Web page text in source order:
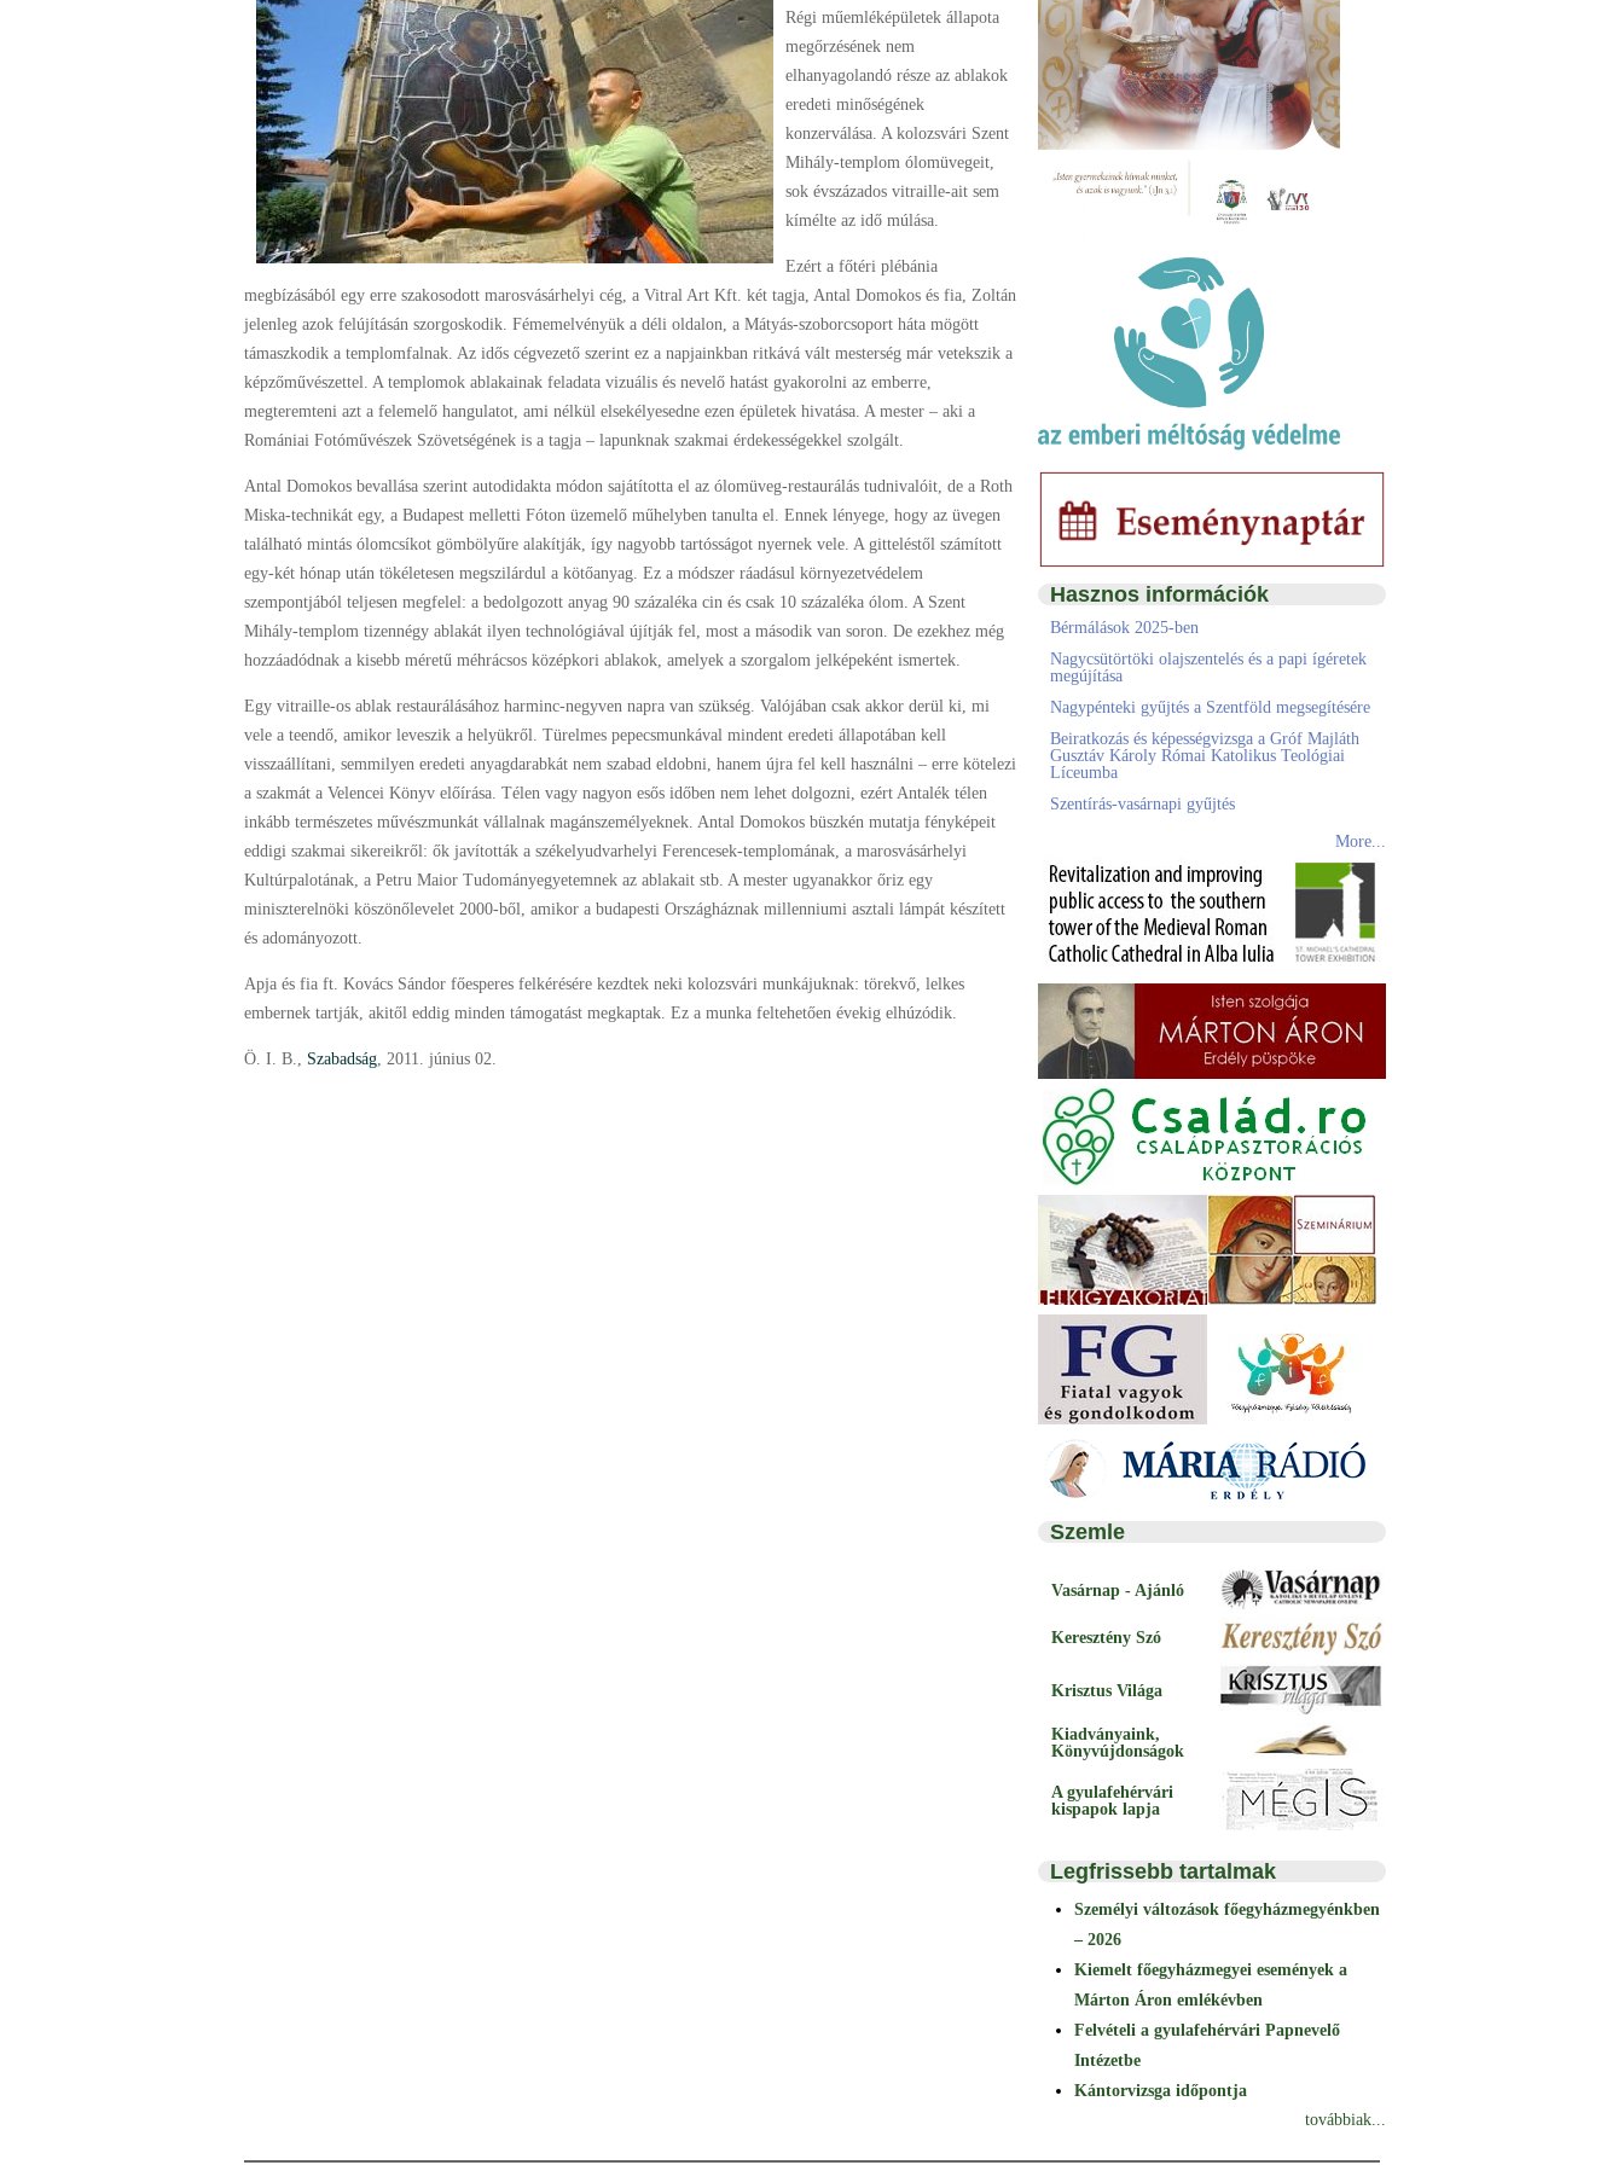
Régi műemléképületek állapota
megőrzésének nem
elhanyagolandó része az ablakok
eredeti minőségének
konzerválása. A kolozsvári Szent
Mihály-templom ólomüvegeit,
sok évszázados vitraille-ait sem
kímélte az idő múlása.
Ezért a főtéri plébánia
megbízásából egy erre szakosodott marosvásárhelyi cég, a Vitral Art Kft. két tagja, Antal Domokos és fia, Zoltán
jelenleg azok felújításán szorgoskodik. Fémemelvényük a déli oldalon, a Mátyás-szoborcsoport háta mögött
támaszkodik a templomfalnak. Az idős cégvezető szerint ez a napjainkban ritkává vált mesterség már vetekszik a
képzőművészettel. A templomok ablakainak feladata vizuális és nevelő hatást gyakorolni az emberre,
megteremteni azt a felemelő hangulatot, ami nélkül elsekélyesedne ezen épületek hivatása. A mester – aki a
Romániai Fotóművészek Szövetségének is a tagja – lapunknak szakmai érdekességekkel szolgált.
Antal Domokos bevallása szerint autodidakta módon sajátította el az ólomüveg-restaurálás tudnivalóit, de a Roth
Miska-technikát egy, a Budapest melletti Fóton üzemelő műhelyben tanulta el. Ennek lényege, hogy az üvegen
található mintás ólomcsíkot gömbölyűre alakítják, így nagyobb tartósságot nyernek vele. A gitteléstől számított
egy-két hónap után tökéletesen megszilárdul a kötőanyag. Ez a módszer ráadásul környezetvédelem
szempontjából teljesen megfelel: a bedolgozott anyag 90 százaléka cin és csak 10 százaléka ólom. A Szent
Mihály-templom tizennégy ablakát ilyen technológiával újítják fel, most a második van soron. De ezekhez még
hozzáadódnak a kisebb méretű méhrácsos középkori ablakok, amelyek a szorgalom jelképeként ismertek.
Egy vitraille-os ablak restaurálásához harminc-negyven napra van szükség. Valójában csak akkor derül ki, mi
vele a teendő, amikor leveszik a helyükről. Türelmes pepecsmunkával mindent eredeti állapotában kell
visszaállítani, semmilyen eredeti anyagdarabkát nem szabad eldobni, hanem újra fel kell használni – erre kötelezi
a szakmát a Velencei Könyv előírása. Télen vagy nagyon esős időben nem lehet dolgozni, ezért Antalék télen
inkább természetes művészmunkát vállalnak magánszemélyeknek. Antal Domokos büszkén mutatja fényképeit
eddigi szakmai sikereikről: ők javították a székelyudvarhelyi Ferencesek-templomának, a marosvásárhelyi
Kultúrpalotának, a Petru Maior Tudományegyetemnek az ablakait stb. A mester ugyanakkor őriz egy
miniszterelnöki köszönőlevelet 2000-ből, amikor a budapesti Országháznak millenniumi asztali lámpát készített
és adományozott.
Apja és fia ft. Kovács Sándor főesperes felkérésére kezdtek neki kolozsvári munkájuknak: törekvő, lelkes
embernek tartják, akitől eddig minden támogatást megkaptak. Ez a munka feltehetően évekig elhúzódik.
Ö. I. B., Szabadság, 2011. június 02.
Hasznos információk
Bérmálások 2025-ben
Nagycsütörtöki olajszentelés és a papi ígéretek
megújítása
Nagypénteki gyűjtés a Szentföld megsegítésére
Beiratkozás és képességvizsga a Gróf Majláth
Gusztáv Károly Római Katolikus Teológiai
Líceumba
Szentírás-vasárnapi gyűjtés
More...
Szemle
Vasárnap - Ajánló
Keresztény Szó
Krisztus Világa
Kiadványaink,
Könyvújdonságok
A gyulafehérvári
kispapok lapja
Legfrissebb tartalmak
Személyi változások főegyházmegyénkben
– 2026
Kiemelt főegyházmegyei események a
Márton Áron emlékévben
Felvételi a gyulafehérvári Papnevelő
Intézetbe
Kántorvizsga időpontja
továbbiak...